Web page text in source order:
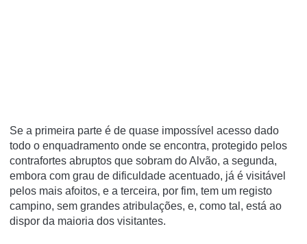
Se a primeira parte é de quase impossível acesso dado
todo o enquadramento onde se encontra, protegido pelos
contrafortes abruptos que sobram do Alvão, a segunda,
embora com grau de dificuldade acentuado, já é visitável
pelos mais afoitos, e a terceira, por fim, tem um registo
campino, sem grandes atribulações, e, como tal, está ao
dispor da maioria dos visitantes.